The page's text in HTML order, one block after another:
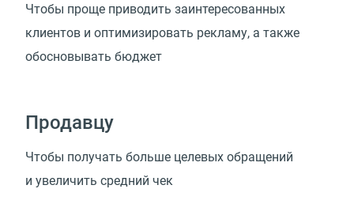
Чтобы проще приводить заинтересованных
клиентов и оптимизировать рекламу, а также
обосновывать бюджет
Продавцу
Чтобы получать больше целевых обращений
и увеличить средний чек